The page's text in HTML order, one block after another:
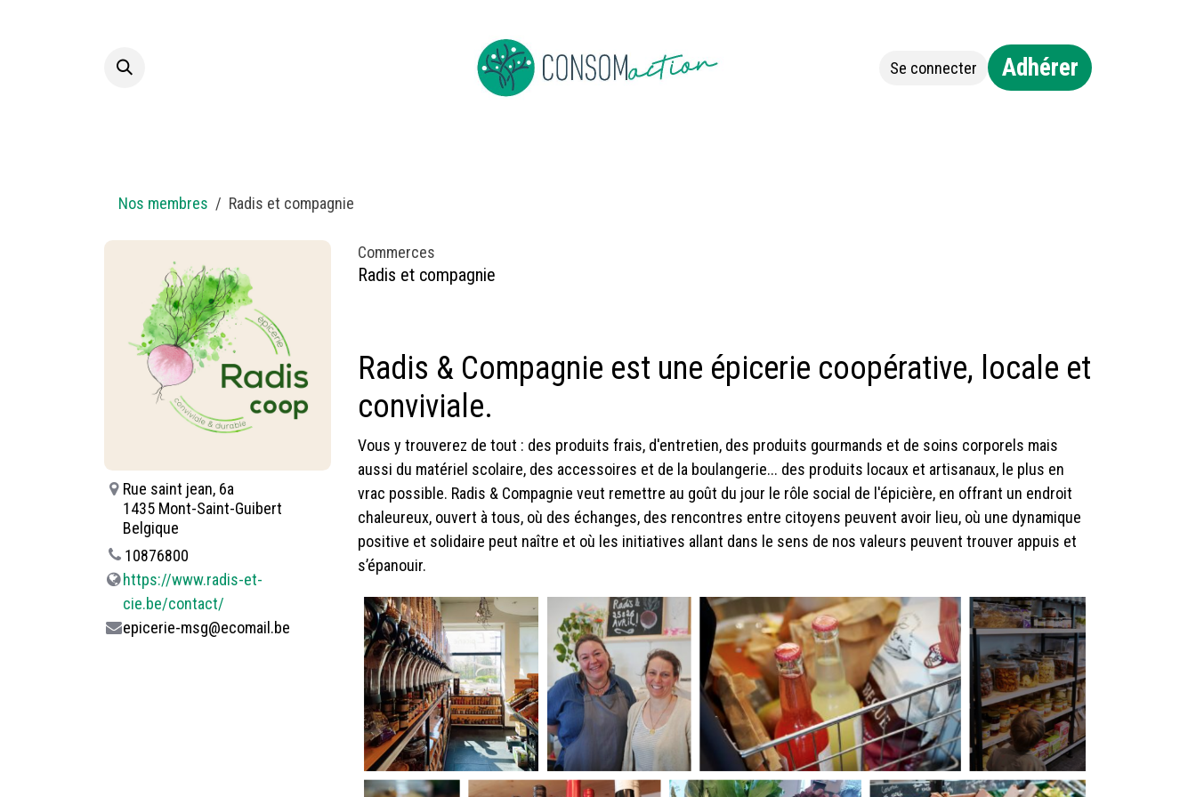
Se connecter Adhérer
Nos membres Radis et compagnie
Rue saint jean, 6a
1435 Mont-Saint-Guibert
Belgique
10876800
https://www.radis-et-
cie.be/contact/
epicerie-msg@ecomail.be
Commerces
Radis et compagnie
Radis & Compagnie est une épicerie coopérative, locale et
conviviale.
Vous y trouverez de tout : des produits frais, d'entretien, des produits gourmands et de soins corporels mais
aussi du matériel scolaire, des accessoires et de la boulangerie... des produits locaux et artisanaux, le plus en
vrac possible. Radis & Compagnie veut remettre au goût du jour le rôle social de l'épicière, en offrant un endroit
chaleureux, ouvert à tous, où des échanges, des rencontres entre citoyens peuvent avoir lieu, où une dynamique
positive et solidaire peut naître et où les initiatives allant dans le sens de nos valeurs peuvent trouver appuis et
s’épanouir.